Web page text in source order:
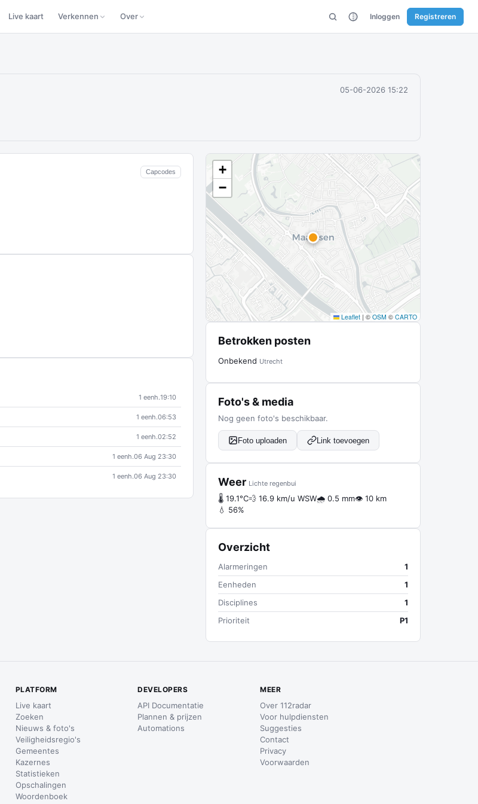
Live kaart Verkennen Over Inloggen Registreren
05-06-2026 15:22
Capcodes
1 eenh.19:10
1 eenh.06:53
1 eenh.02:52
1 eenh.06 Aug 23:30
1 eenh.06 Aug 23:30
+
−
Leaflet | © OSM © CARTO
Betrokken posten
Onbekend Utrecht
Foto's & media
Nog geen foto's beschikbaar.
Foto uploaden Link toevoegen
Weer Lichte regenbui
🌡 19.1°C💨 16.9 km/u WSW🌧 0.5 mm👁 10 km
💧 56%
Overzicht
Alarmeringen
1
Eenheden
1
Disciplines
1
Prioriteit
P1
PLATFORM
Live kaart
Zoeken
Nieuws & foto's
Veiligheidsregio's
Gemeentes
Kazernes
Statistieken
Opschalingen
Woordenboek
DEVELOPERS
API Documentatie
Plannen & prijzen
Automations
MEER
Over 112radar
Voor hulpdiensten
Suggesties
Contact
Privacy
Voorwaarden